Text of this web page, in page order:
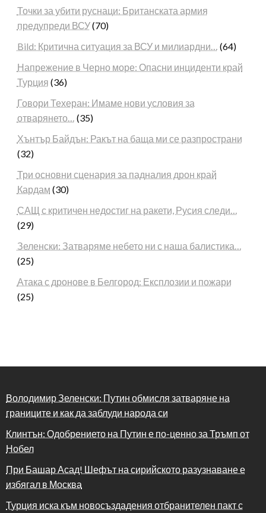
Точки за убити руснаци: Британската армия
предупреди ВСУ(70)
Bild: Критична ситуация за ВСУ и милиардни… (64)
Напрежение в Черно море: Опасни инциденти край
Турция (36)
Говори Техеран: Имаме нови условия за
отварянето… (35)
Хънтър Байдън: Ракът на баща ми се разпространи
(32)
Три основни сценария за падналия дрон край
Кардам (30)
САЩ с критичен недостиг на ракети, Русия следи…
(29)
Зеленски: Затваряме небето ни с наша балистика…
(25)
Атака с дронове в Белгород: Експлозии и пожари
(25)
Володимир Зеленски: Путин обмисля затваряне на
границите и как да заблуди народа си
Клинтън: Одобрението на Путин е по-ценно за Тръмп от
Нобел
При Башар Асад! Шефът на сирийското разузнаване е
избягал в Москва
Турция иска към новосъздадения отбранителен пакт с